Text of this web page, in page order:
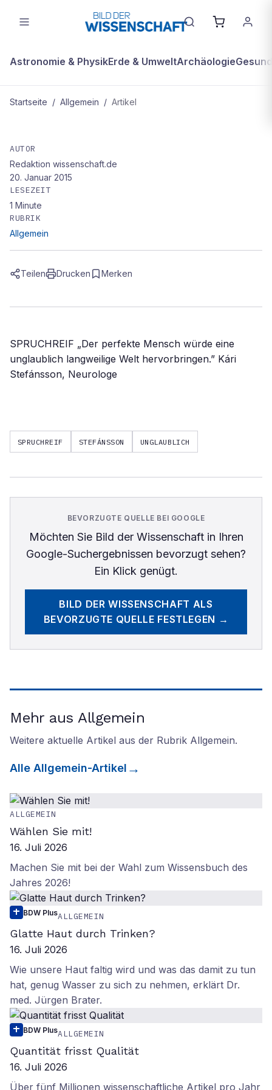
Astronomie & PhysikErde & UmweltArchäologie
Startseite / Allgemein / Artikel
SPRUCHREIF
AUTOR
Redaktion wissenschaft.de
20. Januar 2015
LESEZEIT
1 Minute
RUBRIK
Allgemein
Teilen Drucken Merken
SPRUCHREIF „Der perfekte Mensch würde eine
unglaublich langweilige Welt hervorbringen.” Kári
Stefánsson, Neurologe
SPRUCHREIF STEFÁNSSON UNGLAUBLICH
BEVORZUGTE QUELLE BEI GOOGLE
Möchten Sie Bild der Wissenschaftin Ihren
Google-Suchergebnissen bevorzugt sehen?
Ein Klick genügt.
BILD DER WISSENSCHAFT ALS
BEVORZUGTE QUELLE FESTLEGEN →
Mehr aus Allgemein
Weitere aktuelle Artikel aus der Rubrik Allgemein.
Alle Allgemein-Artikel
ALLGEMEIN
Wählen Sie mit!
16. Juli 2026
Machen Sie mit bei der Wahl zum Wissensbuch des
Jahres 2026!
BDW PlusALLGEMEIN
Glatte Haut durch Trinken?
16. Juli 2026
Wie unsere Haut faltig wird und was das damit zu tun
hat, genug Wasser zu sich zu nehmen, erklärt Dr.
med. Jürgen Brater.
BDW PlusALLGEMEIN
Quantität frisst Qualität
16. Juli 2026
Über fünf Millionen wissenschaftliche Artikel pro Jahr